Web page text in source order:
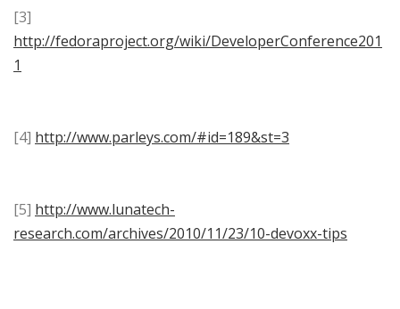
[3]
http://fedoraproject.org/wiki/DeveloperConference201
1
[4] http://www.parleys.com/#id=189&st=3
[5] http://www.lunatech-
research.com/archives/2010/11/23/10-devoxx-tips